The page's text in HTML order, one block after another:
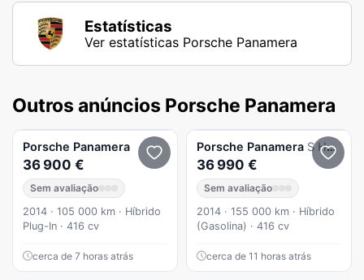
Estatísticas
Ver estatísticas Porsche Panamera
Outros anúncios Porsche Panamera
Porsche Panamera
36 900 €
Sem avaliação
2014 · 105 000 km · Híbrido
Plug-In · 416 cv
cerca de 7 horas atrás
Porsche Panamera S Hybrid
36 990 €
Sem avaliação
2014 · 155 000 km · Híbrido
(Gasolina) · 416 cv
cerca de 11 horas atrás